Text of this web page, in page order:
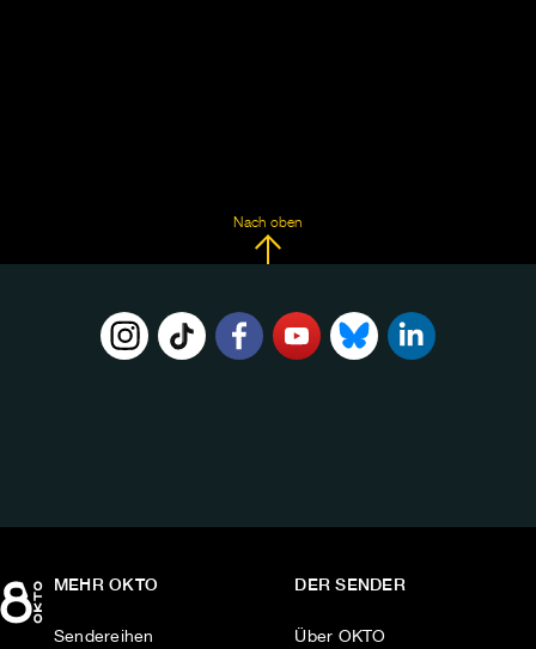
Nach oben
MEHR OKTO
Sendereihen
DER SENDER
Über OKTO